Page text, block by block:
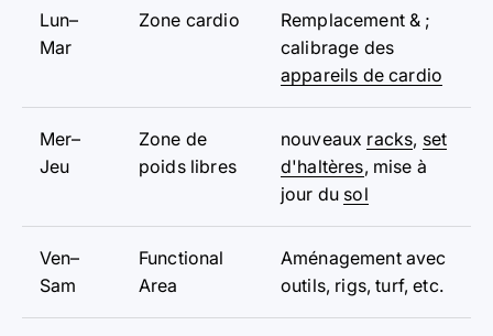
Lun–
Mar
Zone cardio
Remplacement & ;
calibrage des
appareils de cardio
Mer–
Jeu
Zone de
poids libres
nouveaux racks, set
d'haltères, mise à
jour du sol
Ven–
Sam
Functional
Area
Aménagement avec
outils, rigs, turf, etc.